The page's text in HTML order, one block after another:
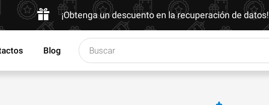
¡Obtenga un descuento en la recuperación de datos!
Blog